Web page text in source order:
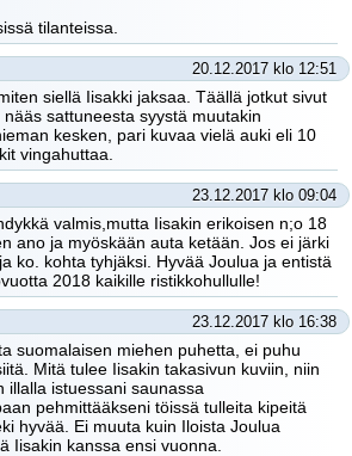
tilanteissa.
20.12.2017 klo 12:51
siellä Iisakki jaksaa. Täällä jotkut sivut
sattuneesta syystä muutakin
kesken, pari kuvaa vielä auki eli 10
vingahuttaa.
23.12.2017 klo 09:04
valmis,mutta Iisakin erikoisen n;o 18
ano ja myöskään auta ketään. Jos ei järki
ko. kohta tyhjäksi. Hyvää Joulua ja entistä
2018 kaikille ristikkohullulle!
23.12.2017 klo 16:38
suomalaisen miehen puhetta, ei puhu
Mitä tulee Iisakin takasivun kuviin, niin
illalla istuessani saunassa
pehmittääkseni töissä tulleita kipeitä
hyvää. Ei muuta kuin Iloista Joulua
Iisakin kanssa ensi vuonna.